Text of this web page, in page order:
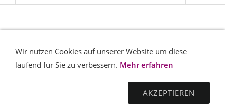
DATENSCHUTZ
VERSAND
Wir nutzen Cookies auf unserer Website um diese
laufend für Sie zu verbessern. Mehr erfahren
AKZEPTIEREN